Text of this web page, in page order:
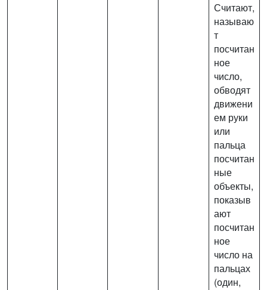
Считают,
называю
т
посчитан
ное
число,
обводят
движени
ем руки
или
пальца
посчитан
ные
объекты,
показыв
ают
посчитан
ное
число на
пальцах
(один,